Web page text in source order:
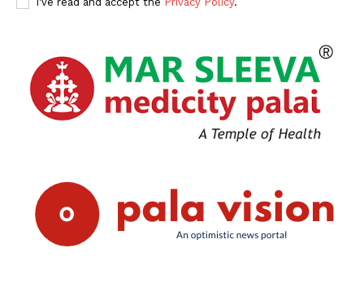
SUBSCRIBE NOW
PALA VISION
My account
Grievance Redressal